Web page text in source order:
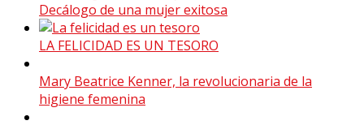
Decálogo de una mujer exitosa
LA FELICIDAD ES UN TESORO
Mary Beatrice Kenner, la revolucionaria de la
higiene femenina